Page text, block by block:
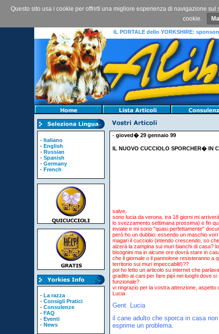
Questo sito usa i cookie per offrirti una migliore esperienza di navigazione
cookie.
IL PORTALE dello YORKSHIRE:
- Italiano
- English
- Russian
- Spanish
- Germany
- French
- La razza
- Consigli Pratici
- Consulenze
- FAQ
- Eventi
- News
- gioved� 29 gennaio 99
IL NUOVO CUCCIOLO SPORCHER� IN
salve,
sono lucia da verona. tra 18 giorni mi
lo svezzamento settimana prossima) e fin
inviate e mi sono "quasi perfettamente"
però ho un dubbio: essendo un maschio
magari il cucciolo (intendo crescendo, so
alzerà la zampina sui muri bianchi di casa?
bisognini ma in alcune ore dovrà stare in
che il giornale o il pannolone resisteranno a
territorio sui muri impeccabili!)??
poi ho letto un articolo su internet che
gradito ai cani per fare pipì nei luoghi dove
funzionale?
vi ringrazio per la vostra attenzione, aspetto
Lucia
Gent. Lucia
il cane adulto che sporca in casa
esprime un problema.